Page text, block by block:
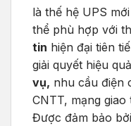
là thế hệ UPS
thể phù hợp với
tin hiện đại tiên
giải quyết hiệu
vụ, nhu cầu điện
CNTT, mạng
Được đảm bảo